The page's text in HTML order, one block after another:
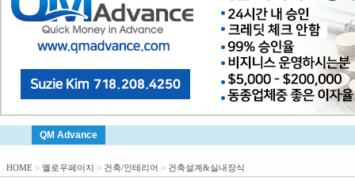
QM Advance
HOME > 옐로우페이지 > 건축/인테리어 > 건축설계&실내장식